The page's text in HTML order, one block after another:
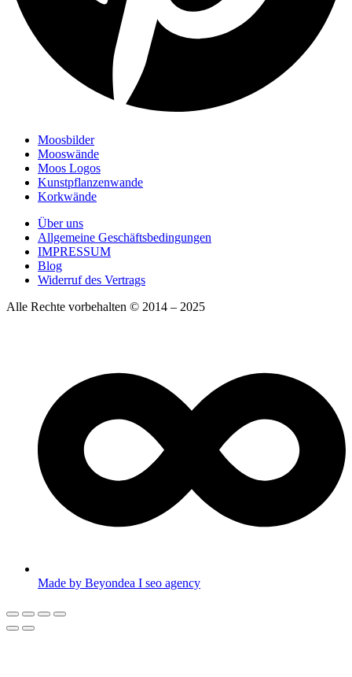
Moosbilder
Mooswände
Moos Logos
Kunstpflanzenwande
Korkwände
Über uns
Allgemeine Geschäftsbedingungen
IMPRESSUM
Blog
Widerruf des Vertrags
Alle Rechte vorbehalten © 2014 – 2025
Made by Beyondea I seo agency